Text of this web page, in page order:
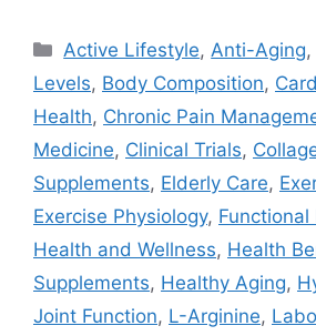
Active Lifestyle, Anti-Aging,
Levels, Body Composition,
Health, Chronic Pain
Medicine, Clinical Trials,
Supplements, Elderly Care,
Exercise Physiology,
Health and Wellness, Health
Supplements, Healthy Aging,
Joint Function, L-Arginine,